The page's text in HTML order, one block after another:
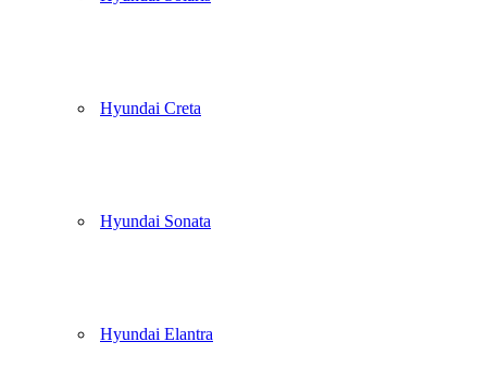
Hyundai Creta
Hyundai Sonata
Hyundai Elantra